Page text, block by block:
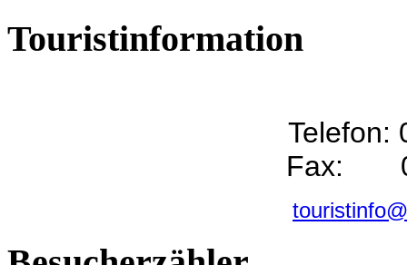
Touristinformation
Telefon:
Fax: